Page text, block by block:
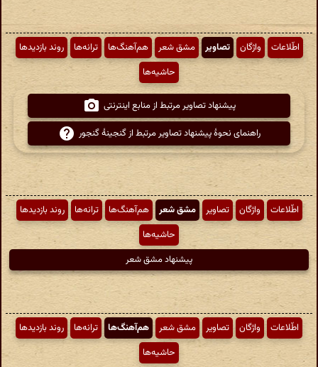
اطّلاعات واژگان تصاویر مشق شعر هم‌آهنگ‌ها ترانه‌ها
روند بازدیدها
حاشیه‌ها
پیشنهاد تصاویر مرتبط از منابع اینترنتی
راهنمای نحوهٔ پیشنهاد تصاویر مرتبط از گنجینهٔ گنجور
اطّلاعات واژگان تصاویر مشق شعر هم‌آهنگ‌ها ترانه‌ها
روند بازدیدها
حاشیه‌ها
پیشنهاد مشق شعر
اطّلاعات واژگان تصاویر مشق شعر هم‌آهنگ‌ها ترانه‌ها
روند بازدیدها
حاشیه‌ها